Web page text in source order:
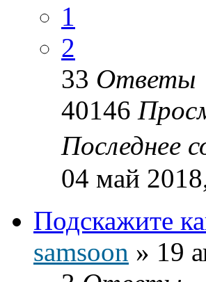
1
2
33 Ответы
40146
Последнее
04 май
Подскажите
samsoon » 19